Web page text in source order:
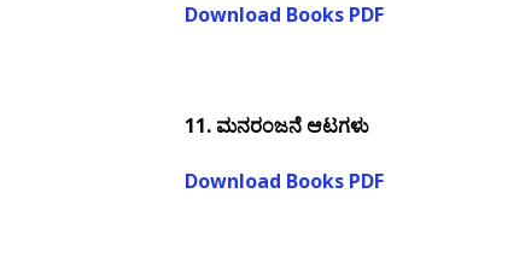
Download Books PDF
11. ಮನರಂಜನೆ ಆಟಗಳು
Download Books PDF